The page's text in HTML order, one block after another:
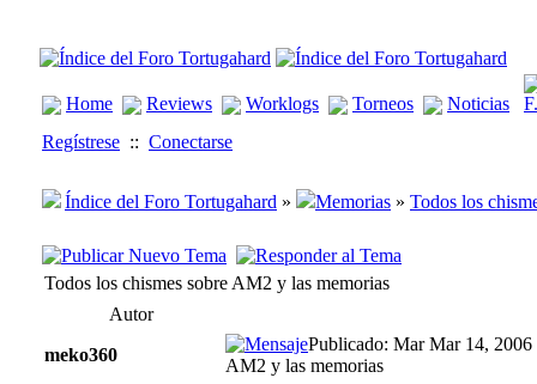
Home Reviews Worklogs Torneos
Noticias
Regístrese :: Conectarse
Índice del Foro Tortugahard » Memorias » Todos los
Todos los chismes sobre AM2 y las memorias
Autor
meko360
Publicado: Mar Mar 14, 2006
AM2 y las memorias